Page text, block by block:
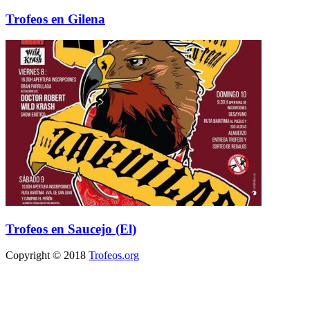
Trofeos en Gilena
Trofeos en Saucejo (El)
Copyright © 2018 Trofeos.org